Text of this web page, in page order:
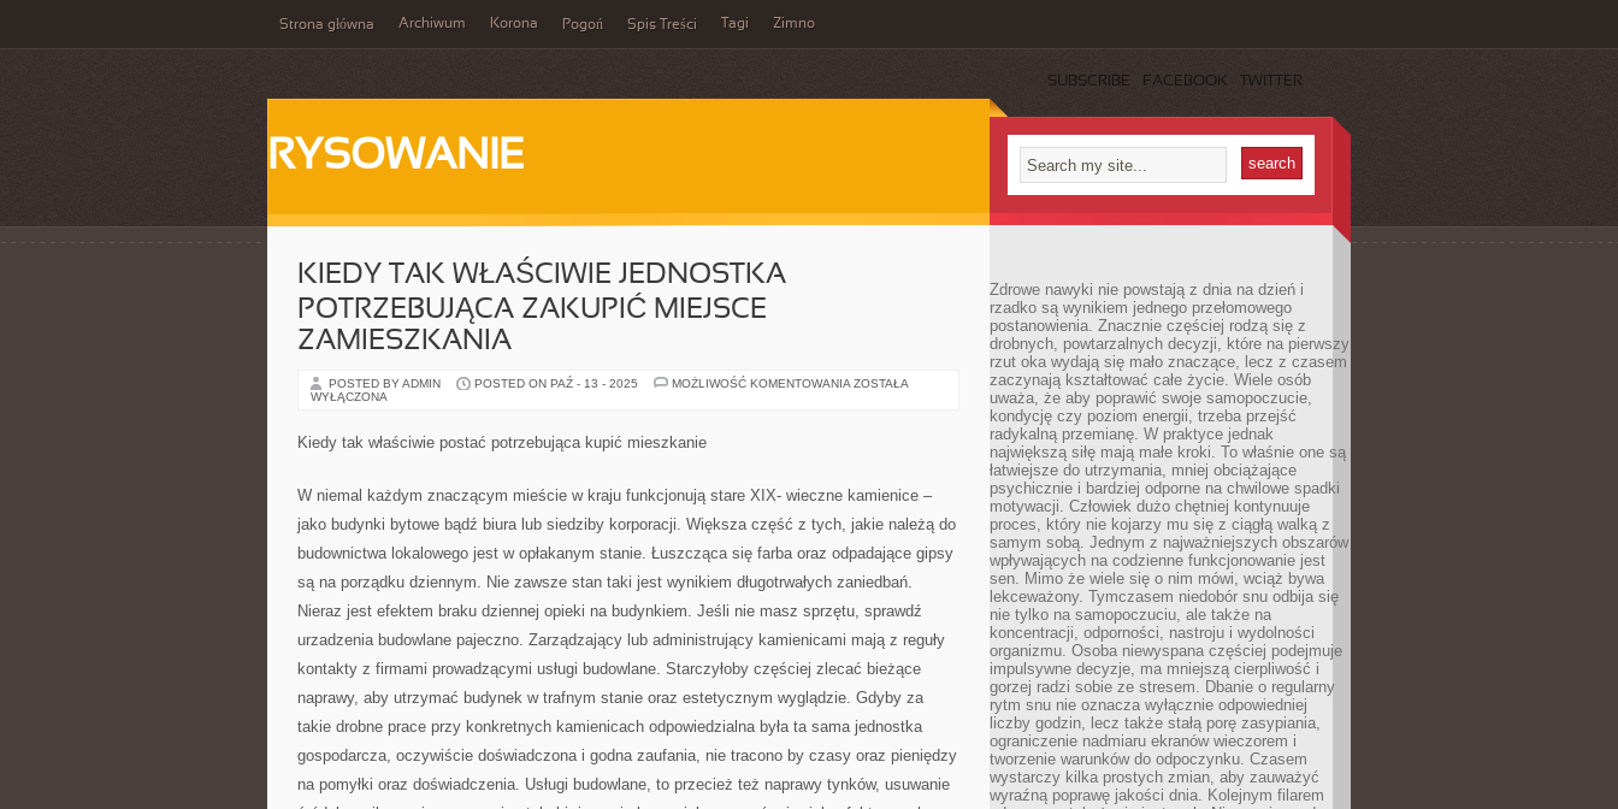
Strona główna Archiwum Korona Pogoń Spis Treści Tagi Zimno
SUBSCRIBE FACEBOOK TWITTER
RYSOWANIE
KIEDY TAK WŁAŚCIWIE JEDNOSTKA
POTRZEBUJĄCA ZAKUPIĆ MIEJSCE
ZAMIESZKANIA
POSTED BY ADMIN POSTED ON PAŹ - 13 - 2025 MOŻLIWOŚĆ KOMENTOWANIA KIEDY
ZOSTAŁA
WYŁĄCZONA
Kiedy tak właściwie postać potrzebująca kupić mieszkanie
W niemal każdym znaczącym mieście w kraju funkcjonują stare XIX- wieczne kamienice –
jako budynki bytowe bądź biura lub siedziby korporacji. Większa część z tych, jakie należą do
budownictwa lokalowego jest w opłakanym stanie. Łuszcząca się farba oraz odpadające gipsy
są na porządku dziennym. Nie zawsze stan taki jest wynikiem długotrwałych zaniedbań.
Nieraz jest efektem braku dziennej opieki na budynkiem. Jeśli nie masz sprzętu, sprawdź
urzadzenia budowlane pajeczno. Zarządzający lub administrujący kamienicami mają z reguły
kontakty z firmami prowadzącymi usługi budowlane. Starczyłoby częściej zlecać bieżące
naprawy, aby utrzymać budynek w trafnym stanie oraz estetycznym wyglądzie. Gdyby za
takie drobne prace przy konkretnych kamienicach odpowiedzialna była ta sama jednostka
gospodarcza, oczywiście doświadczona i godna zaufania, nie tracono by czasy oraz pieniędzy
na pomyłki oraz doświadczenia. Usługi budowlane, to przecież też naprawy tynków, usuwanie
Zdrowe nawyki nie powstają z dnia na dzień i
rzadko są wynikiem jednego przełomowego
postanowienia. Znacznie częściej rodzą się z
drobnych, powtarzalnych decyzji, które na pierwszy
rzut oka wydają się mało znaczące, lecz z czasem
zaczynają kształtować całe życie. Wiele osób
uważa, że aby poprawić swoje samopoczucie,
kondycję czy poziom energii, trzeba przejść
radykalną przemianę. W praktyce jednak
największą siłę mają małe kroki. To właśnie one są
łatwiejsze do utrzymania, mniej obciążające
psychicznie i bardziej odporne na chwilowe spadki
motywacji. Człowiek dużo chętniej kontynuuje
proces, który nie kojarzy mu się z ciągłą walką z
samym sobą. Jednym z najważniejszych obszarów
wpływających na codzienne funkcjonowanie jest
sen. Mimo że wiele się o nim mówi, wciąż bywa
lekceważony. Tymczasem niedobór snu odbija się
nie tylko na samopoczuciu, ale także na
koncentracji, odporności, nastroju i wydolności
organizmu. Osoba niewyspana częściej podejmuje
impulsywne decyzje, ma mniejszą cierpliwość i
gorzej radzi sobie ze stresem. Dbanie o regularny
rytm snu nie oznacza wyłącznie odpowiedniej
liczby godzin, lecz także stałą porę zasypiania,
ograniczenie nadmiaru ekranów wieczorem i
tworzenie warunków do odpoczynku. Czasem
wystarczy kilka prostych zmian, aby zauważyć
wyraźną poprawę jakości dnia. Kolejnym filarem